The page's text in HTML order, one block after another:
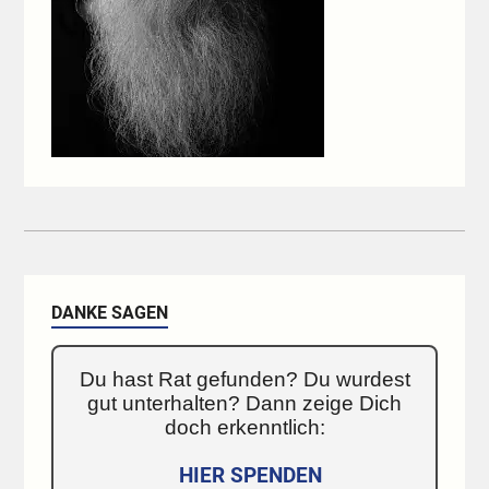
DANKE SAGEN
Du hast Rat gefunden? Du wurdest
gut unterhalten? Dann zeige Dich
doch erkenntlich:
HIER SPENDEN